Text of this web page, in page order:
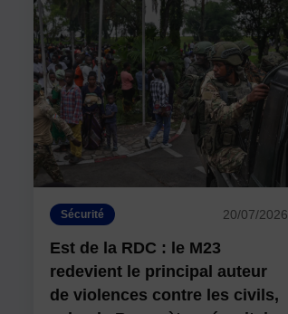
Sécurité 20/07/2026
Est de la RDC : le M23
redevient le principal auteur
de violences contre les civils,